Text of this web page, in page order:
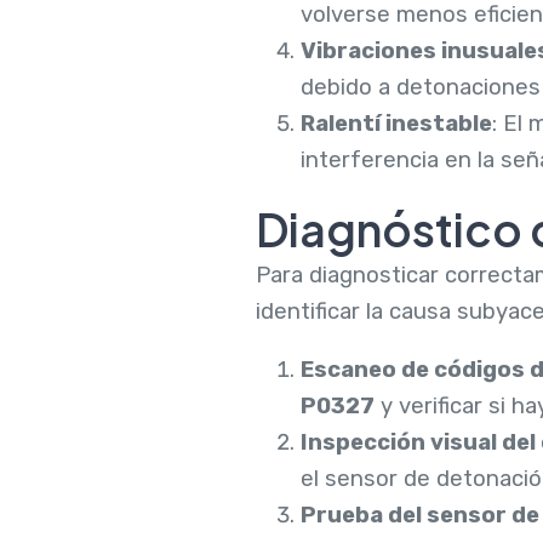
volverse menos
Vibraciones
debido a
Ralentí inestable: El
interferencia en la
Diagnóstico
Para diagnosticar
identificar la causa
Escaneo de códigos
P0327 y verificar si
Inspección visual
el sensor de
Prueba del sensor